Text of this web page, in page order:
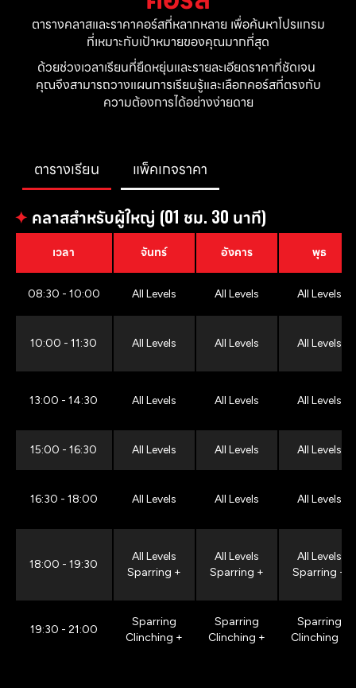
ตารางคลาสและราคาคอร์สที่หลากหลาย เพื่อค้นหาโปรแกรม
ที่เหมาะกับเป้าหมายของคุณมากที่สุด
ด้วยช่วงเวลาเรียนที่ยืดหยุ่นและรายละเอียดราคาที่ชัดเจน
คุณจึงสามารถวางแผนการเรียนรู้และเลือกคอร์สที่ตรงกับ
ความต้องการได้อย่างง่ายดาย
ตารางเรียน แพ็คเกจราคา
✦ คลาสสำหรับผู้ใหญ่ (01 ชม. 30 นาที)
เวลา จันทร์ อังคาร พุธ
08:30 - 10:00 All Levels All Levels All Levels
10:00 - 11:30 All Levels All Levels All Levels
13:00 - 14:30 All Levels All Levels All Levels
15:00 - 16:30 All Levels All Levels All Levels
16:30 - 18:00 All Levels All Levels All Levels
18:00 - 19:30
All Levels
Sparring +
All Levels
Sparring +
All Levels
Sparring +
19:30 - 21:00
Sparring
Clinching +
Sparring
Clinching +
Sparring
Clinching +